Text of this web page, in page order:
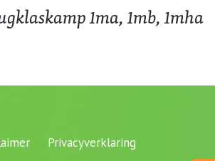
1ma, 1mb, 1mha
Privacyverklaring